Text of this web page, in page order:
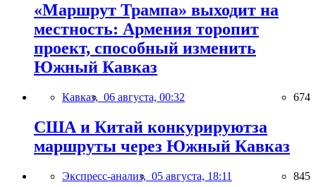
«Маршрут Трампа» выходит на
местность: Армения торопит
проект, способный изменить
Южный Кавказ
Кавказ, 06 августа, 00:32 674
США и Китай конкурируютза
маршруты через Южный Кавказ
Экспресс-анализ, 05 августа, 18:11 845